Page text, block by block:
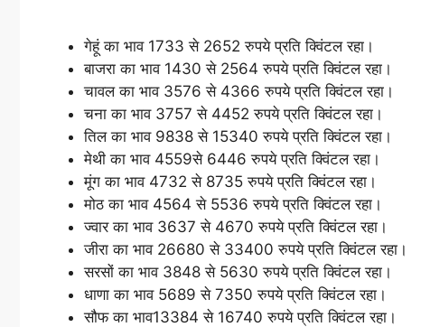
गेहूं का भाव 1733 से 2652 रुपये प्रति क्विंटल रहा।
बाजरा का भाव 1430 से 2564 रुपये प्रति क्विंटल रहा।
चावल का भाव 3576 से 4366 रुपये प्रति क्विंटल रहा।
चना का भाव 3757 से 4452 रुपये प्रति क्विंटल रहा।
तिल का भाव 9838 से 15340 रुपये प्रति क्विंटल रहा।
मेथी का भाव 4559से 6446 रुपये प्रति क्विंटल रहा।
मूंग का भाव 4732 से 8735 रुपये प्रति क्विंटल रहा।
मोठ का भाव 4564 से 5536 रुपये प्रति क्विंटल रहा।
ज्वार का भाव 3637 से 4670 रुपये प्रति क्विंटल रहा।
जीरा का भाव 26680 से 33400 रुपये प्रति क्विंटल रहा।
सरसों का भाव 3848 से 5630 रुपये प्रति क्विंटल रहा।
धाणा का भाव 5689 से 7350 रुपये प्रति क्विंटल रहा।
सौफ का भाव13384 से 16740 रुपये प्रति क्विंटल रहा।